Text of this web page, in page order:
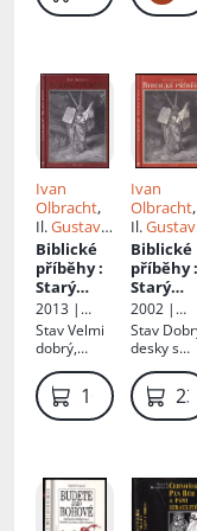
Ivan
Olbracht,
Il.Gustave
Doré, Ed.
Rudolf
Havel
Biblické
příběhy:
Starý
zákon pro
mládež
2013 |
Albatros
StavVelmi
dobrý,
desky
169 Kč
Ivan
Olbracht,
Il.
Doré, Ed.
Rudolf
Havel
Biblické
příběhy:
Starý
zákon pro
mládež
2002 |
Albatros
Stav
desky s